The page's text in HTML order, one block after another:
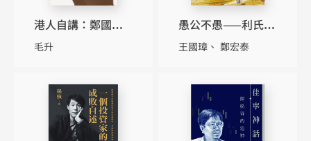
港人自講：鄭國漢
口述自傳
毛升
愚公不愚——利氏家
族與香港世紀變遷
王國璋 鄭宏泰